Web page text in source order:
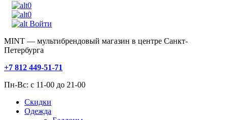
0
0
Войти
MINT — мультибрендовый магазин в центре Санкт-
Петербурга
+7 812 449-51-71
Пн-Вс: с 11-00 до 21-00
Скидки
Одежда